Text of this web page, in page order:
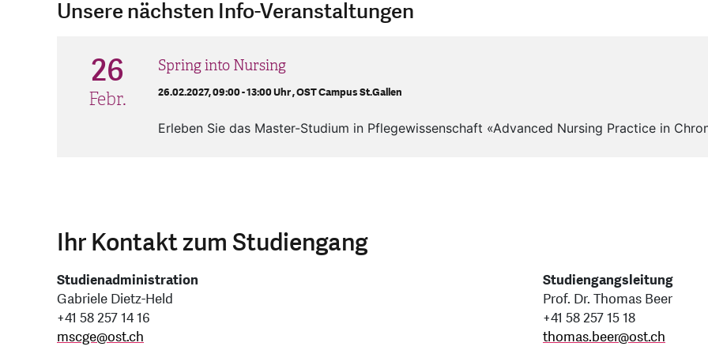
Unsere nächsten Info-Veranstaltungen
26
Febr.
Spring into Nursing
26.02.2027, 09:00 - 13:00 Uhr ,OST Campus St.Gallen
Erleben Sie das Master-Studium in Pflegewissenschaft «Advanced Nursing Practice in
Ihr Kontakt zum Studiengang
Studienadministration
Gabriele Dietz-Held
+41 58 257 14 16
mscge@ost.ch
Studiengangsleitung
Prof. Dr. Thomas Beer
+41 58 257 15 18
thomas.beer@ost.ch